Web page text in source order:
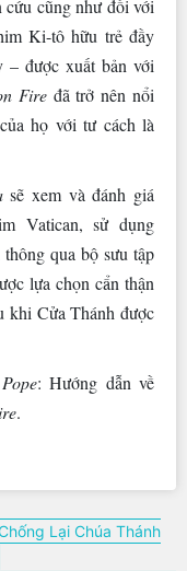
cứu cũng như đối với
Ki-tô hữu trẻ đầy
– được xuất bản với
Fiređã trở nên nổi
họ với tư cách là
sẽ xem và đánh giá
Vatican, sử dụng
qua bộ sưu tập
lựa chọn cẩn thận
khi Cửa Thánh được
: Hướng dẫn về
.
Lại Chúa Thánh